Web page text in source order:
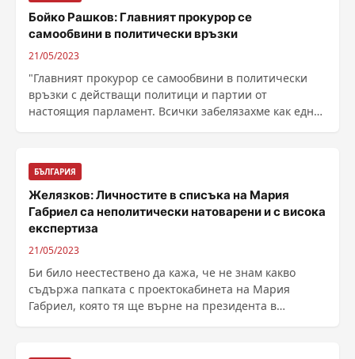
Бойко Рашков: Главният прокурор се
самообвини в политически връзки
21/05/2023
"Главният прокурор се самообвини в политически
връзки с действащи политици и партии от
настоящия парламент. Всички забелязахме как една
БЪЛГАРИЯ
Желязков: Личностите в списъка на Мария
Габриел са неполитически натоварени и с висока
експертиза
21/05/2023
Би било неестествено да кажа, че не знам какво
съдържа папката с проектокабинета на Мария
Габриел, която тя ще върне на президента в